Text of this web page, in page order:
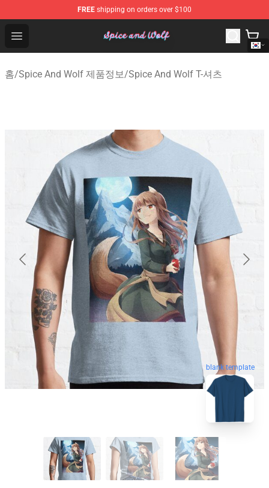
FREE shipping on orders over $100
Open menu
Spice And Wolf Store - Official Spice And Wolf
홈/Spice And Wolf 제품정보/Spice And Wolf T-셔츠
blank template